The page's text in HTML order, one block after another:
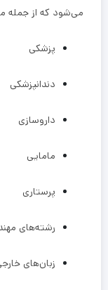
می‌شود که از جمله
پزشکی
دندانپزشکی
داروسازی
مامایی
پرستاری
رشته‌های
زبان‌های